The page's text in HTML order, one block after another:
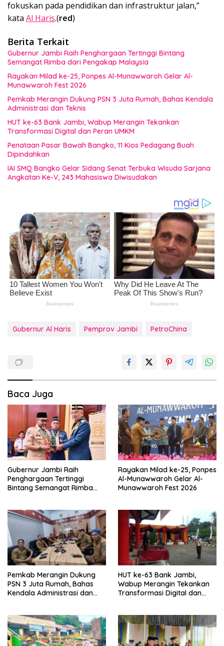
fokuskan pada pendidikan dan infrastruktur jalan,”
kata Al Haris.(red)
Berita Terkait
Gubernur Jambi Raih Penghargaan Tertinggi Bintang
Semangat Rimba dari Pengakap Malaysia
Rayakan Milad ke-25, Ponpes Al-Munawwaroh Gelar Al-
Munawwaroh Fest 2026
Pemkab Merangin Dukung PSN 3 Juta Rumah, Bahas Kendala
Administrasi dan Teknis
HUT ke-63 Bank Jambi, Wabup Merangin Tekankan
Transformasi Digital dan Peran UMKM
Penataan Pasar Bawah Bangko, 11 Kios Pedagang Buah
Dipindahkan
IAI SMQ Bangko Gelar Sidang Senat Terbuka Wisuda Sarjana
Angkatan Ke-V, 243 Mahasiswa Diwisudakan
Gubernur Al Haris Pemprov Jambi PetroChina
Baca Juga
Gubernur Jambi Raih
Penghargaan Tertinggi
Bintang Semangat Rimba
Rayakan Milad ke-25, Ponpes
Al-Munawwaroh Gelar Al-
Munawwaroh Fest 2026
Pemkab Merangin Dukung
PSN 3 Juta Rumah, Bahas
Kendala Administrasi dan
HUT ke-63 Bank Jambi,
Wabup Merangin Tekankan
Transformasi Digital dan